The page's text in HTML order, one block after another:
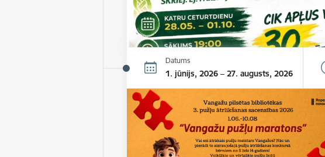
Datums
1. jūnijs, 2026 – 27. augusts, 2026